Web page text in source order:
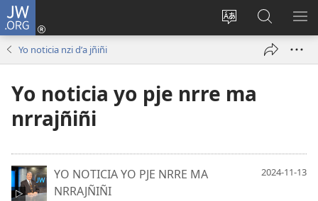
JW.ORG
Juajnu̷
pje
ma idioma
Iniciar
sesión
(abre
ventana)
Jyodʼꞹ
kja
JW.ORG
RI
Yo noticia nzi dʼa jñiñi
Yo noticia yo pje nrre ma
nrrajñiñi
2024-11-13
YO NOTICIA YO PJE NRRE MA
NRRAJÑIÑI